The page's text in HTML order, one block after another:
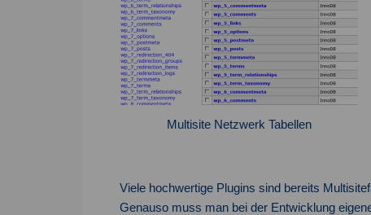
Multisite Netzwerk Tabellen
Viele hochwertige Plugins sind bereits
Genauso muss man bei der Entwicklung